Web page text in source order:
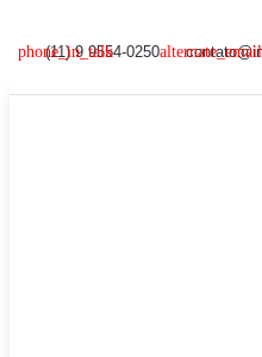
(11) 9 9554-0250